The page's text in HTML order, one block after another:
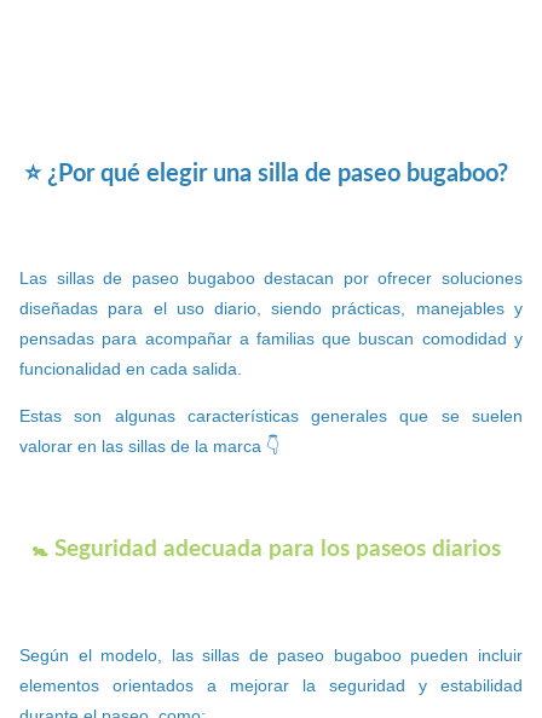
⭐ ¿Por qué elegir una silla de paseo bugaboo?
Las sillas de paseo bugaboo destacan por ofrecer soluciones
diseñadas para el uso diario, siendo prácticas, manejables y
pensadas para acompañar a familias que buscan comodidad y
funcionalidad en cada salida.
Estas son algunas características generales que se suelen
valorar en las sillas de la marca 👇
🚼 Seguridad adecuada para los paseos diarios
Según el modelo, las sillas de paseo bugaboo pueden incluir
elementos orientados a mejorar la seguridad y estabilidad